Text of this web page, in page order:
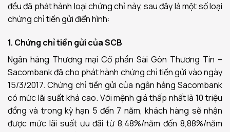
đều đã phát hành loại chứng chỉ này, sau đây là một số loại
chứng chỉ tiền gửi điển hình:
1. Chứng chỉ tiền gửi của SCB
Ngân hàng Thương mại Cổ phần Sài Gòn Thương Tín –
Sacombank đã cho phát hành chứng chỉ tiền gửi vào ngày
15/3/2017. Chứng chỉ tiền gửi của ngân hàng Sacombank
có mức lãi suất khá cao. Với mệnh giá thấp nhất là 10 triệu
đồng và trong kỳ hạn 5 đến 7 năm, khách hàng sẽ nhận
được mức lãi suất ưu đãi từ 8,48%/năm đến 8,88%/năm